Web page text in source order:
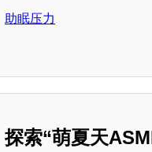
助眠压力
探索“萌夏天